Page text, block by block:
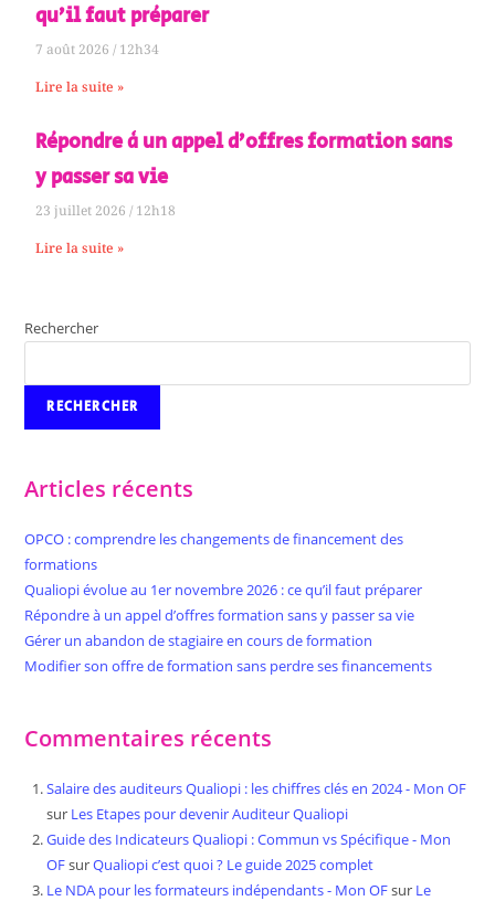
qu’il faut préparer
7 août 202612h34
Lire la suite »
Répondre à un appel d’offres formation sans
y passer sa vie
23 juillet 202612h18
Lire la suite »
Rechercher
RECHERCHER
Articles récents
OPCO : comprendre les changements de financement des
formations
Qualiopi évolue au 1er novembre 2026 : ce qu’il faut préparer
Répondre à un appel d’offres formation sans y passer sa vie
Gérer un abandon de stagiaire en cours de formation
Modifier son offre de formation sans perdre ses financements
Commentaires récents
Salaire des auditeurs Qualiopi : les chiffres clés en 2024 - Mon OF
sur Les Etapes pour devenir Auditeur Qualiopi
Guide des Indicateurs Qualiopi : Commun vs Spécifique - Mon
OFsurQualiopi c’est quoi ? Le guide 2025 complet
Le NDA pour les formateurs indépendants - Mon OFsur Le